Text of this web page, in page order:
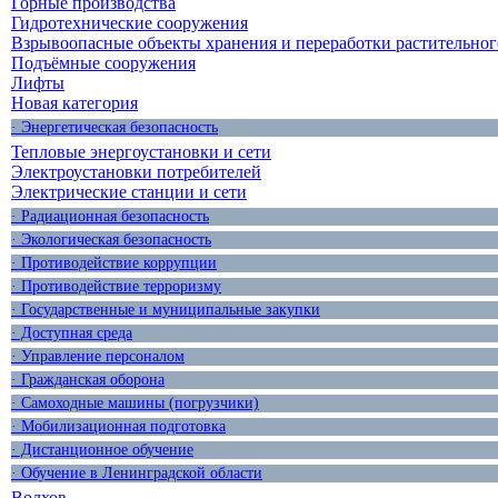
Гидротехнические сооружения
Взрывоопасные объекты хранения и переработки
Подъёмные сооружения
Лифты
Новая категория
· Энергетическая безопасность
Тепловые энергоустановки и сети
Электроустановки потребителей
Электрические станции и сети
· Радиационная безопасность
· Экологическая безопасность
· Противодействие коррупции
· Противодействие терроризму
· Государственные и муниципальные закупки
· Доступная среда
· Управление персоналом
· Гражданская оборона
· Самоходные машины (погрузчики)
· Мобилизационная подготовка
· Дистанционное обучение
· Обучение в Ленинградской области